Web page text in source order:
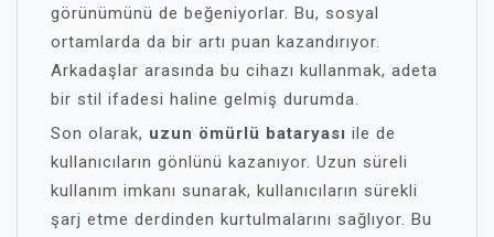
görünümünü de beğeniyorlar. Bu, sosyal
ortamlarda da bir artı puan kazandırıyor.
Arkadaşlar arasında bu cihazı kullanmak, adeta
bir stil ifadesi haline gelmiş durumda.
Son olarak, uzun ömürlü bataryası ile de
kullanıcıların gönlünü kazanıyor. Uzun süreli
kullanım imkanı sunarak, kullanıcıların sürekli
şarj etme derdinden kurtulmalarını sağlıyor. Bu